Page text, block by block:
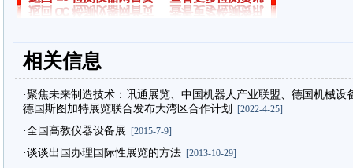
相关信息
·聚焦未来制造技术：讯通展览、中国机器人产业联盟、德国机械
德国斯图加特展览联合发布大湾区合作计划
[2022-4-25]
·全国高教仪器设备展 [2015-7-9]
·谈谈出国办理国际性展览的方法[2013-10-29]